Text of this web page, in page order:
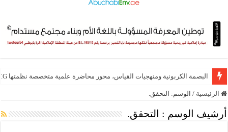
البصمة الكربونية ومنهجيات القياس، محور محاضرة علمية متخصصة نظمتها E.T.G
الرئيسية / الوسم: التحقق.
أرشيف الوسم : التحقق.